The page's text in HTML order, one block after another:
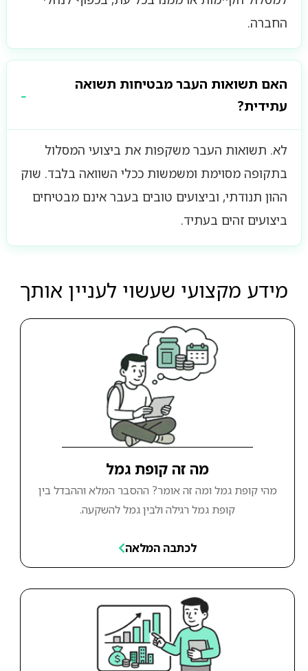
החברה.
האם תשואות העבר מבטיחות תשואה
עתידית?
לא. תשואות העבר משקפות את ביצועי המסלול
בתקופה מסוימת ומשמשות ככלי השוואה בלבד. שוק
ההון תנודתי, וביצועים טובים בעבר אינם מבטיחים
ביצועים זהים בעתיד.
מידע מקצועי שעשוי לעניין אותך
מה זה קופת גמל
מהי קופת גמל ומה זה אומר? ההסבר המלא וההבדל בין
קופת גמל רגילה ולבין גמל להשקעה.
לכתבה המלאה